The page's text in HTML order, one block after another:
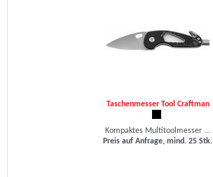
Taschenmesser Tool Craftman
Kompaktes Multitoolmesser ...
Preis auf Anfrage, mind. 25 Stk.